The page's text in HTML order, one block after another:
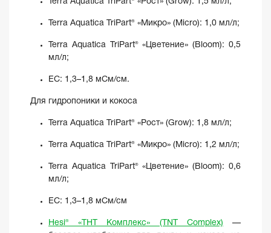
Terra Aquatica TriPart® «Рост» (Grow): 1,5 мл/л;
Terra Aquatica TriPart® «Микро» (Micro): 1,0 мл/л;
Terra Aquatica TriPart® «Цветение» (Bloom): 0,5
мл/л;
EC: 1,3–1,8 мСм/см.
Для гидропоники и кокоса
Terra Aquatica TriPart® «Рост» (Grow): 1,8 мл/л;
Terra Aquatica TriPart® «Микро» (Micro): 1,2 мл/л;
Terra Aquatica TriPart® «Цветение» (Bloom): 0,6
мл/л;
EC: 1,3–1,8 мСм/см
Hesi® «ТНТ Комплекс» (TNT Complex) —